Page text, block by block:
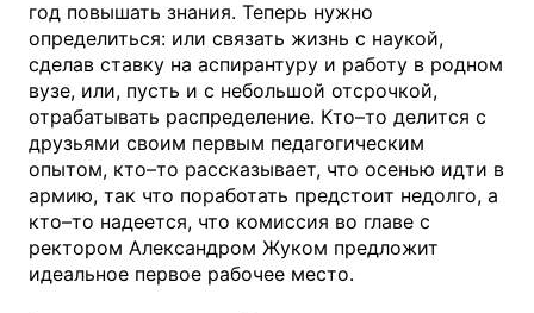
год повышать знания. Теперь нужно
определиться: или связать жизнь с наукой,
сделав ставку на аспирантуру и работу в родном
вузе, или, пусть и с небольшой отсрочкой,
отрабатывать распределение. Кто–то делится с
друзьями своим первым педагогическим
опытом, кто–то рассказывает, что осенью идти в
армию, так что поработать предстоит недолго, а
кто–то надеется, что комиссия во главе с
ректором Александром Жуком предложит
идеальное первое рабочее место.